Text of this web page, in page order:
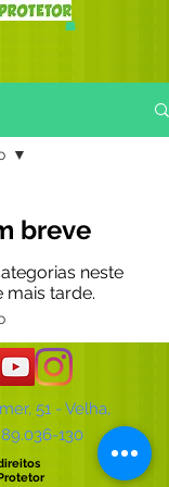
breve
neste
tarde.
51 - Velha,
89.036-130